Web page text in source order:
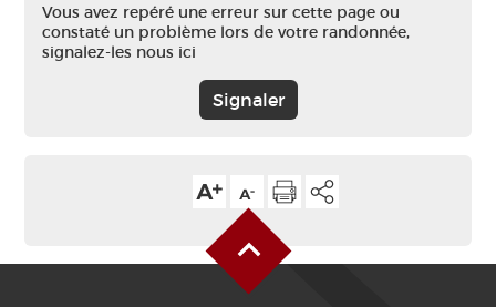
Vous avez repéré une erreur sur cette page ou
constaté un problème lors de votre randonnée,
signalez-les nous ici
Signaler